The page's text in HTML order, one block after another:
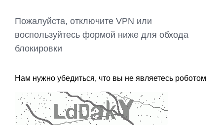
Пожалуйста, отключите VPN или
воспользуйтесь формой ниже для обхода
блокировки
Нам нужно убедиться, что вы не являетесь роботом